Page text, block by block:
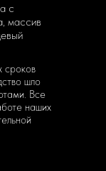
с
массив
сроков
шло
Все
наших